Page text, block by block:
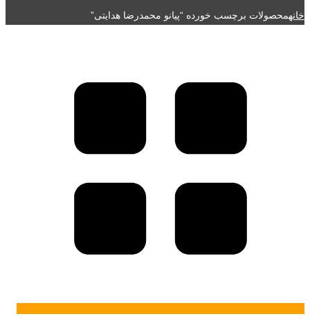
خانهمحصولات برچسب خورده “پیانو محمدرضا هدایتی”